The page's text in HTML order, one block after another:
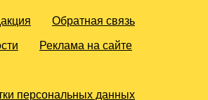
Обратная связь
Реклама на сайте
персональных данных